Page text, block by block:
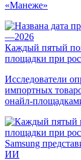
«Манеже»
Каждый пятый
площадки при
Исследователи
импортных
онайл-
Samsung
ИИ